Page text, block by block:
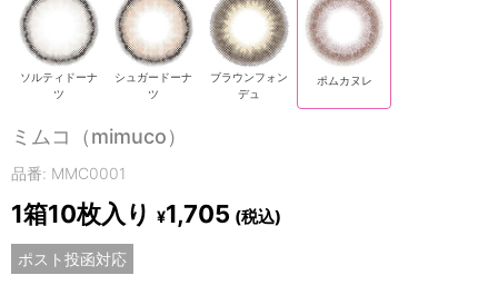
ソルティドーナ
ツ
シュガードーナ
ツ
ブラウンフォン
デュ
ポムカヌレ
ミムコ（mimuco）
品番: MMC0001
1箱10枚入り ¥1,705 (税込)
ポスト投函対応